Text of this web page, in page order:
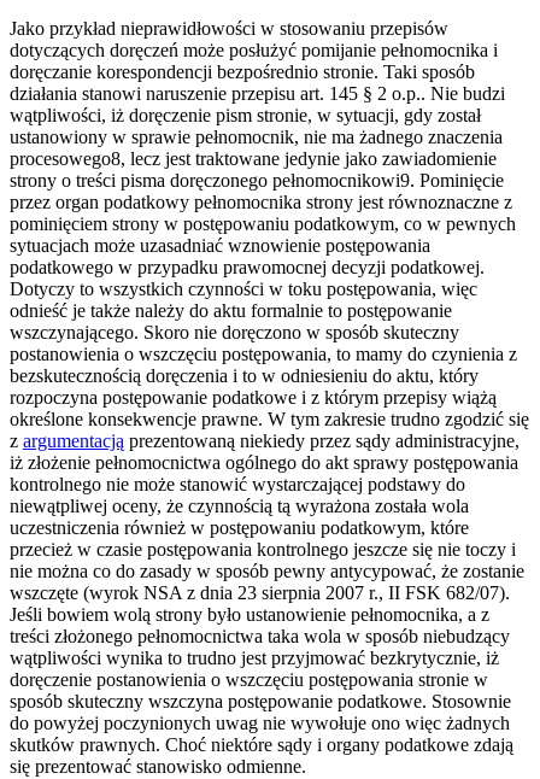
Jako przykład nieprawidłowości w stosowaniu przepisów
dotyczących doręczeń może posłużyć pomijanie pełnomocnika i
doręczanie korespondencji bezpośrednio stronie. Taki sposób
działania stanowi naruszenie przepisu art. 145 § 2 o.p.. Nie budzi
wątpliwości, iż doręczenie pism stronie, w sytuacji, gdy został
ustanowiony w sprawie pełnomocnik, nie ma żadnego znaczenia
procesowego8, lecz jest traktowane jedynie jako zawiadomienie
strony o treści pisma doręczonego pełnomocnikowi9. Pominięcie
przez organ podatkowy pełnomocnika strony jest równoznaczne z
pominięciem strony w postępowaniu podatkowym, co w pewnych
sytuacjach może uzasadniać wznowienie postępowania
podatkowego w przypadku prawomocnej decyzji podatkowej.
Dotyczy to wszystkich czynności w toku postępowania, więc
odnieść je także należy do aktu formalnie to postępowanie
wszczynającego. Skoro nie doręczono w sposób skuteczny
postanowienia o wszczęciu postępowania, to mamy do czynienia z
bezskutecznością doręczenia i to w odniesieniu do aktu, który
rozpoczyna postępowanie podatkowe i z którym przepisy wiążą
określone konsekwencje prawne. W tym zakresie trudno zgodzić się
z argumentacją prezentowaną niekiedy przez sądy administracyjne,
iż złożenie pełnomocnictwa ogólnego do akt sprawy postępowania
kontrolnego nie może stanowić wystarczającej podstawy do
niewątpliwej oceny, że czynnością tą wyrażona została wola
uczestniczenia również w postępowaniu podatkowym, które
przecież w czasie postępowania kontrolnego jeszcze się nie toczy i
nie można co do zasady w sposób pewny antycypować, że zostanie
wszczęte (wyrok NSA z dnia 23 sierpnia 2007 r., II FSK 682/07).
Jeśli bowiem wolą strony było ustanowienie pełnomocnika, a z
treści złożonego pełnomocnictwa taka wola w sposób niebudzący
wątpliwości wynika to trudno jest przyjmować bezkrytycznie, iż
doręczenie postanowienia o wszczęciu postępowania stronie w
sposób skuteczny wszczyna postępowanie podatkowe. Stosownie
do powyżej poczynionych uwag nie wywołuje ono więc żadnych
skutków prawnych. Choć niektóre sądy i organy podatkowe zdają
się prezentować stanowisko odmienne.